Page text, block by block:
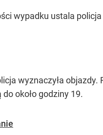
wypadku ustala
wyznaczyła objazdy.
około godziny 19.